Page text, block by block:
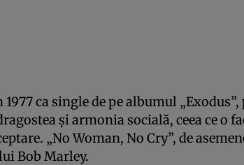
ca single de pe albumul
și armonia socială, ceea ce o
„No Woman, No Cry”, de
Bob Marley.